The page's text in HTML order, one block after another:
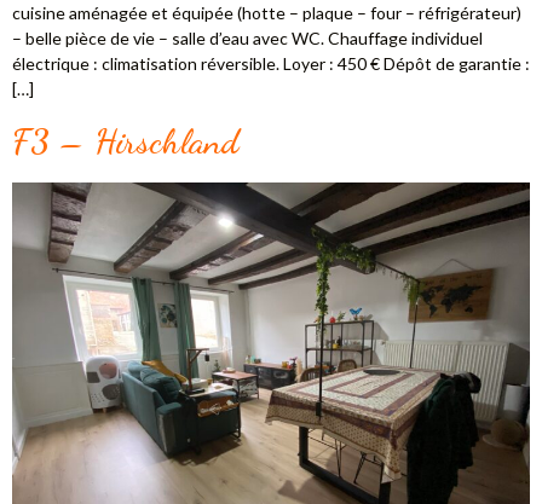
cuisine aménagée et équipée (hotte – plaque – four – réfrigérateur)
– belle pièce de vie – salle d’eau avec WC. Chauffage individuel
électrique : climatisation réversible. Loyer : 450 € Dépôt de garantie :
[…]
F3 – Hirschland